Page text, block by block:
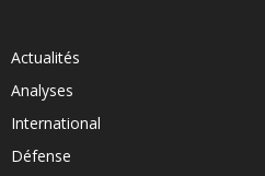
Actualités
Analyses
International
Défense